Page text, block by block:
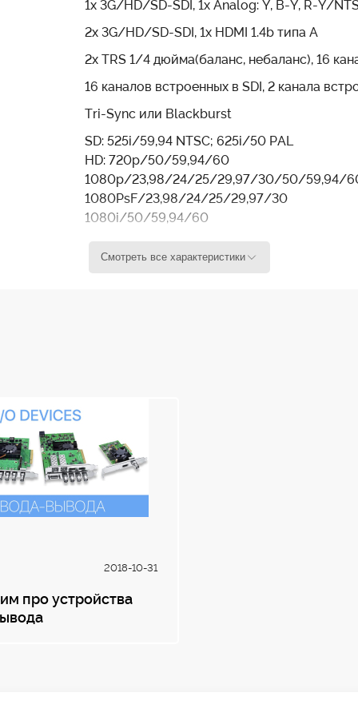
на передней панели или порт управления
для управления UltraStudio Mini, а также для его
преобразование в реальном времени на выходе
формат 16:9 и центральный формат 4:3.
1х 3G/HD/SD-SDI, 1x Analog: Y, B-Y, R-Y/
2х 3G/HD/SD-SDI, 1x HDMI 1.4b типа A
2х TRS 1/4 дюйма(баланс, небаланс), 16
16 каналов встроенных в SDI, 2 канала
Tri-Sync или Blackburst
SD: 525i/59,94 NTSC; 625i/50 PAL
HD: 720p/50/59,94/60
1080p/23,98/24/25/29,97/30/50/59,94/
1080PsF/23,98/24/25/29,97/30
1080i/50/59,94/60
2K 23,98PsF/24PsF/25PsF
8, 10 и 12 бит RGB (4:4:4) в форматах до
Аппаратное в режиме реального времени
Аппаратная конверсия в реальном
воспроизведении HD-материала.
ProRes 422 HQ, Apple ProRes 422, Apple
Смотреть все характеристики
2018-10-31
про устройства